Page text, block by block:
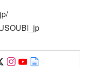
Follow on SNS
Follow on SNS
Follow on